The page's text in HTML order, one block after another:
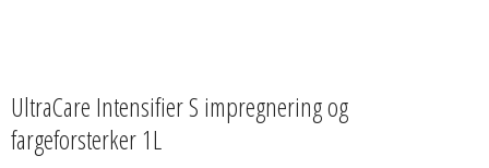
UltraCare Intensifier S impregnering og
fargeforsterker 1L